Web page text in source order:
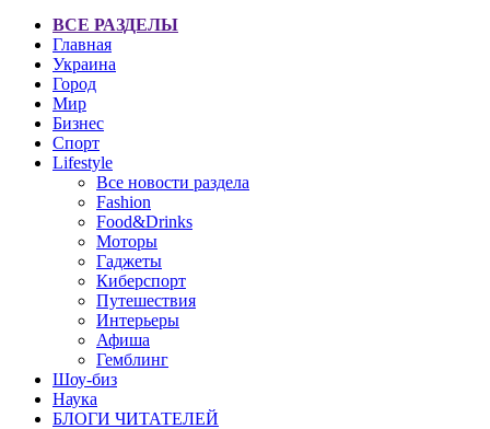
ВСЕ РАЗДЕЛЫ
Главная
Украина
Город
Мир
Бизнес
Спорт
Lifestyle
Все новости раздела
Fashion
Food&Drinks
Моторы
Гаджеты
Киберспорт
Путешествия
Интерьеры
Афиша
Гемблинг
Шоу-биз
Наука
БЛОГИ ЧИТАТЕЛЕЙ